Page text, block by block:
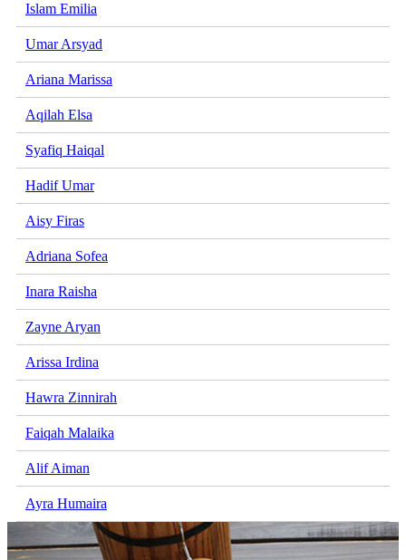
Islam Emilia
Umar Arsyad
Ariana Marissa
Aqilah Elsa
Syafiq Haiqal
Hadif Umar
Aisy Firas
Adriana Sofea
Inara Raisha
Zayne Aryan
Arissa Irdina
Hawra Zinnirah
Faiqah Malaika
Alif Aiman
Ayra Humaira